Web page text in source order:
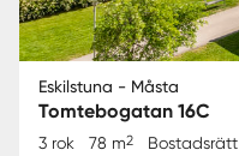
Eskilstuna - Måsta
Tomtebogatan 16C
3 rok 78 m2 Bostadsrätt